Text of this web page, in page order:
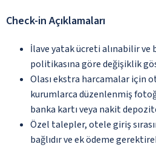
Check-in Açıklamaları
İlave yatak ücreti alınabilir ve
politikasına göre değişiklik
Olası ekstra harcamalar için
kurumlarca düzenlenmiş
banka kartı veya nakit
Özel talepler, otele giriş
bağlıdır ve ek ödeme